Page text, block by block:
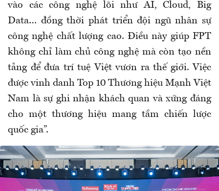
vào các công nghệ lõi như AI, Cloud, Big
Data… đồng thời phát triển đội ngũ nhân sự
công nghệ chất lượng cao. Điều này giúp FPT
không chỉ làm chủ công nghệ mà còn tạo nền
tảng để đưa trí tuệ Việt vươn ra thế giới. Việc
được vinh danh Top 10 Thương hiệu Mạnh Việt
Nam là sự ghi nhận khách quan và xứng đáng
cho một thương hiệu mang tầm chiến lược
quốc gia”.